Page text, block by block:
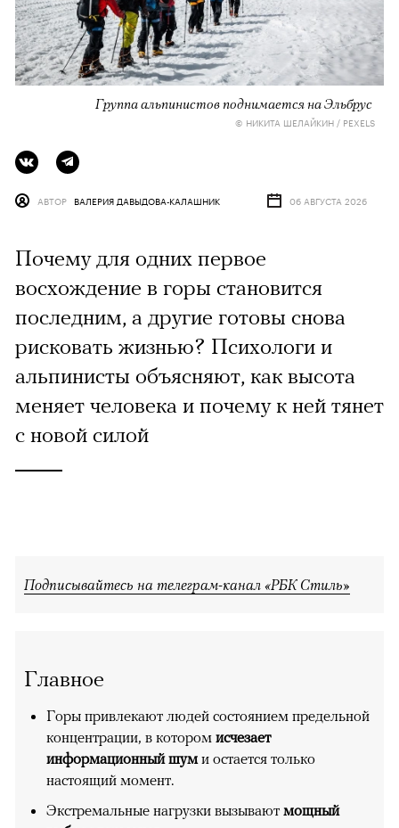
Группа альпинистов поднимается на Эльбрус
© НИКИТА ШЕЛАЙКИН / PEXELS
АВТОР ВАЛЕРИЯ ДАВЫДОВА-КАЛАШНИК 06 АВГУСТА 2026
Почему для одних первое
восхождение в горы становится
последним, а другие готовы снова
рисковать жизнью? Психологи и
альпинисты объясняют, как высота
меняет человека и почему к ней тянет
с новой силой
Подписывайтесь на телеграм-канал «РБК Стиль»
Главное
Горы привлекают людей состоянием предельной
концентрации, в котором исчезает
информационный шуми остается только
настоящий момент.
Экстремальные нагрузки вызывают мощный